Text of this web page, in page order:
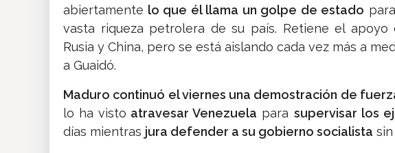
abiertamente lo que él llama un golpe de estado
vasta riqueza petrolera de su país. Retiene el apoyo
Rusia y China, pero se está aislando cada vez más a
a Guaidó.
Maduro continuó el viernes una demostración de
lo ha visto atravesar Venezuela para supervisar los
días mientras jura defender a su gobierno socialista